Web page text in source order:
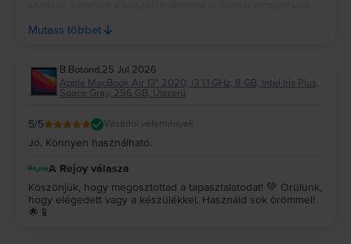
jövőben is minket választasz! 💻✨
Mutass többet
B.Botond,25 Jul 2026
Apple MacBook Air 13″ 2020, i3 1.1 GHz, 8 GB, Intel Iris Plus,
Space Gray, 256 GB, Újszerű
5/5 Vásárlói vélemények
Jó. Könnyen használható.
A Rejoy válasza
Köszönjük, hogy megosztottad a tapasztalatodat! 💚 Örülünk,
hogy elégedett vagy a készülékkel. Használd sok örömmel!
🌟📱